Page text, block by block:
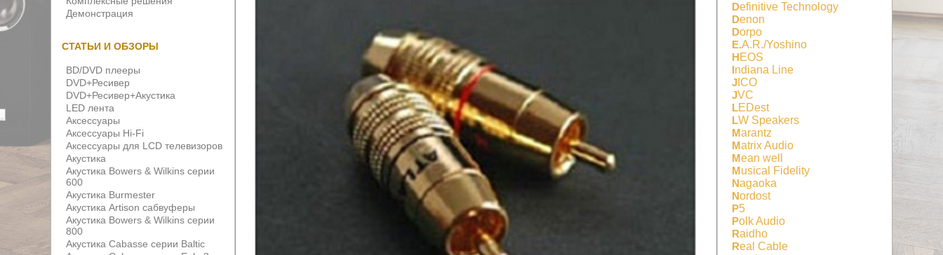
Демонстрация
СТАТЬИ И ОБЗОРЫ
BD/DVD плееры
DVD+Ресивер
DVD+Ресивер+Акустика
LED лента
Аксессуары
Аксессуары Hi-Fi
Аксессуары для LCD телевизоров
Акустика
Акустика Bowers & Wilkins серии
600
Акустика Burmester
Акустика Artison сабвуферы
Акустика Bowers & Wilkins серии
800
Акустика Cabasse серии Baltic
Definitive Technology
Denon
Dorpo
E.A.R./Yoshino
HEOS
Indiana Line
JICO
JVC
LEDest
LW Speakers
Marantz
Matrix Audio
Mean well
Musical Fidelity
Nagaoka
Nordost
P5
Polk Audio
Raidho
Real Cable